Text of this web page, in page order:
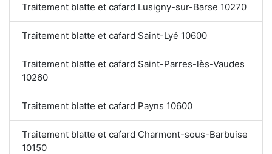
Traitement blatte et cafard Lusigny-sur-Barse 10270
Traitement blatte et cafard Saint-Lyé 10600
Traitement blatte et cafard Saint-Parres-lès-Vaudes
10260
Traitement blatte et cafard Payns 10600
Traitement blatte et cafard Charmont-sous-Barbuise
10150